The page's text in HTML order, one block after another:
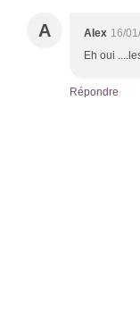
A Alex 16/
Eh oui
Répondre